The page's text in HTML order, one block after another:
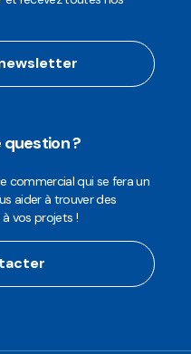
question ?
commercial qui se fera un
aider à trouver des
vos projets !